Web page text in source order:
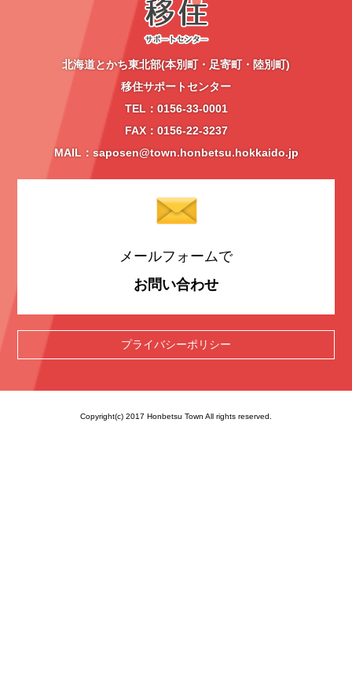
北海道とかち東北部(本別町・足寄町・陸別町)
移住サポートセンター
TEL：0156-33-0001
FAX：0156-22-3237
MAIL：saposen@town.honbetsu.hokkaido.jp
メールフォームで
お問い合わせ
プライバシーポリシー
Copyright(c) 2017 Honbetsu Town All rights reserved.